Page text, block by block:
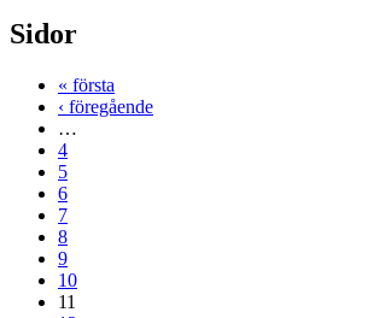
Sidor
« första
‹ föregående
…
4
5
6
7
8
9
10
11